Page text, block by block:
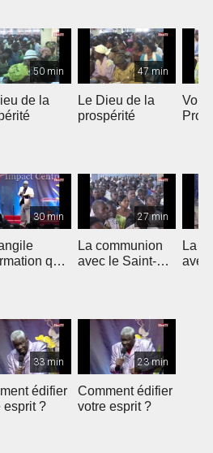
50 min
de la
47 min
Le Dieu de la
prospérité
30 min
qui
27 min
La communion
avec le Saint-
La
avec
33 min
édifier
esprit ?
23 min
Comment édifier
votre esprit ?